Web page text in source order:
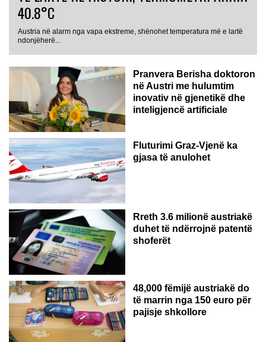
40.8°C
Austria në alarm nga vapa ekstreme, shënohet temperatura më e lartë
ndonjëherë...
AUSTRI
Pranvera Berisha doktoron
në Austri me hulumtim
inovativ në gjenetikë dhe
inteligjencë artificiale
Fluturimi Graz-Vjenë ka
gjasa të anulohet
Rreth 3.6 milionë austriakë
duhet të ndërrojnë patentë
shoferët
48,000 fëmijë austriakë do
të marrin nga 150 euro për
pajisje shkollore